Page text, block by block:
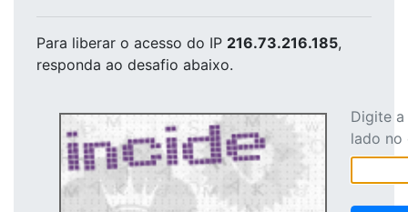
Para liberar o acesso do IP 216.73.216.185,
responda ao desafio abaixo.
Digite
lado no